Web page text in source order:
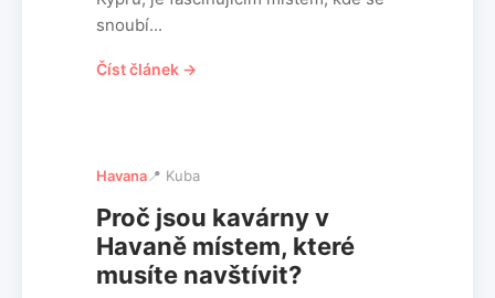
snoubí...
Číst článek →
Havana📍 Kuba
Proč jsou kavárny v
Havaně místem, které
musíte navštívit?